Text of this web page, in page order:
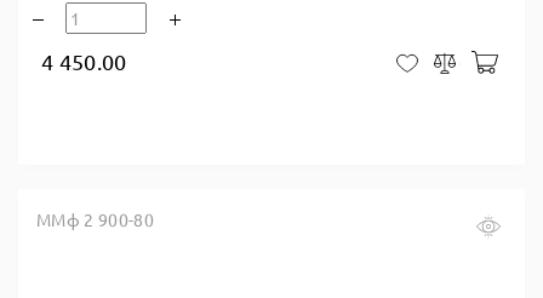
4 450.00 В закладки
Сравнить
ММф 2 900-80